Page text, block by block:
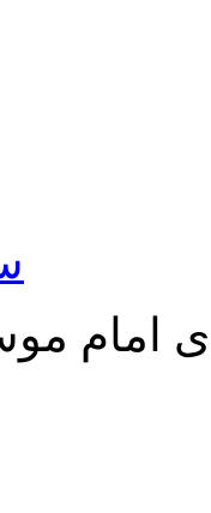
امام